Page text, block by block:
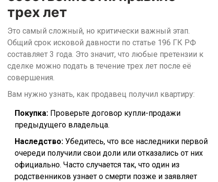
трех лет
Это самый сложный, но критически важный этап.
Общий срок исковой давности по статье 196 ГК РФ
составляет 3 года. Это значит, что любые претензии к
сделке можно подать в течение трех лет после её
совершения.
Вам нужно узнать, как продавец получил квартиру:
Покупка: Проверьте договор купли-продажи
предыдущего владельца.
Наследство: Убедитесь, что все наследники первой
очереди получили свои доли или отказались от них
официально. Часто случается так, что один из
родственников узнает о смерти позже и заявляет